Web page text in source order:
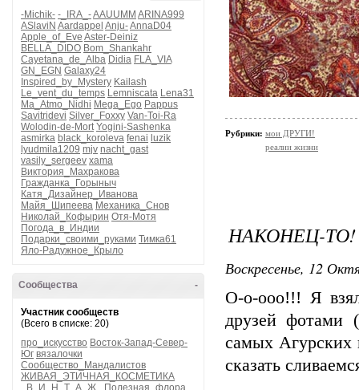
-Michik- -_IRA_-AAUUMM ARINA999
ASlaviN Aardappel Anju-AnnaD04
Apple_of_Eve Aster-Deiniz
BELLA_DIDO Bom_Shankahr
Cayetana_de_Alba Didia FLA_VIA
GN_EGN Galaxy24
Inspired_by_Mystery Kailash
Le_vent_du_temps Lemniscata Lena31
Ma_Atmo_Nidhi Mega_Ego Pappus
Savitridevi Silver_Foxxy Van-Toi-Ra
Wolodin-de-Mort Yogini-Sashenka
asmirka black_koroleva fenai luzik
lyudmila1209 mjv nacht_gast
vasily_sergeev xama
Виктория_Махракова
Гражданка_Горыныч
Катя_Дизайнер_Иванова
Майя_Шипеева Механика_Снов
Николай_Кофырин Отя-Мотя
Погода_в_Индии
Подарки_своими_руками Тимка61
Яло-Радужное_Крыло
-
Сообщества
Участник сообществ
(Всего в списке: 20)
про_искусство Восток-Запад-Север-
Юг вязалочки
Сообщество_Мандалистов
ЖИВАЯ_ЭТИЧНАЯ_КОСМЕТИКА
_В_И_Н_Т_А_Ж_
Полезная_флора
Рубрики: мои ДРУГИ!
реалии жизни
НАКОНЕЦ-ТО!
Воскресенье, 12
О-о-ооо!!! Я
друзей фотами
самых
сказать